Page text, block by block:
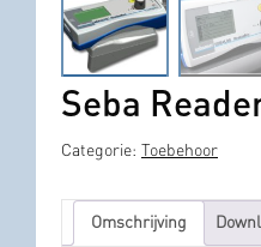
Seba
Categorie: Toebehoor
Omschrijving